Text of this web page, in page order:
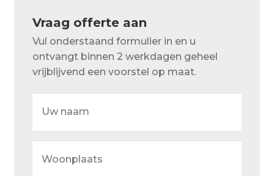
Over ons
Ons team
Vraag offerte aan
Vul onderstaand formulier in en u
ontvangt binnen 2 werkdagen geheel
vrijblijvend een voorstel op maat.
naam